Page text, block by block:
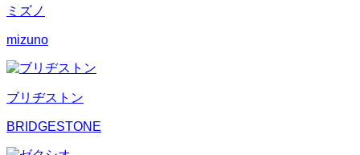
ミズノ
mizuno
ブリヂストン
BRIDGESTONE